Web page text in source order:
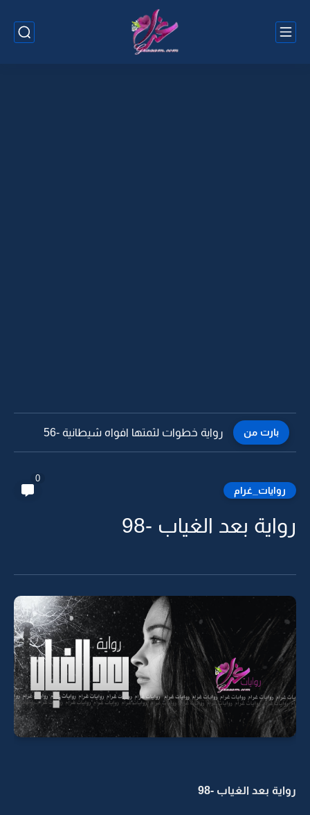
بارت من رواية خطوات لثمتها افواه شيطانية -55
روايات_غرام
0
رواية بعد الغياب -98
رواية بعد الغياب -98